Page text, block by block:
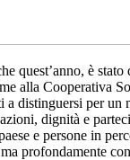
quest’anno, è
alla Cooperativa
a distinguersi per un
dignità e
e persone in
profondamente